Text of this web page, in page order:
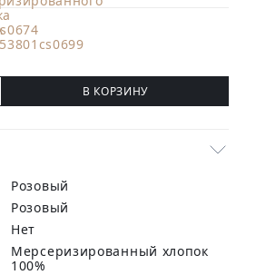
В КОРЗИНУ
Розовый
розовый
Нет
мерсеризированный хлопок
100%